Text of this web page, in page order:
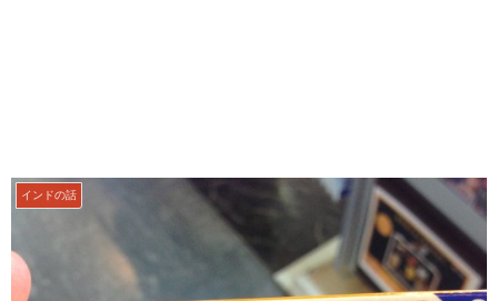
インドの話